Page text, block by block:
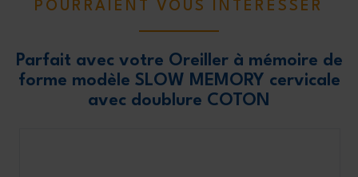
POURRAIENT VOUS INTÉRESSER
Parfait avec votre Oreiller à mémoire de
forme modèle SLOW MEMORY cervicale
avec doublure COTON